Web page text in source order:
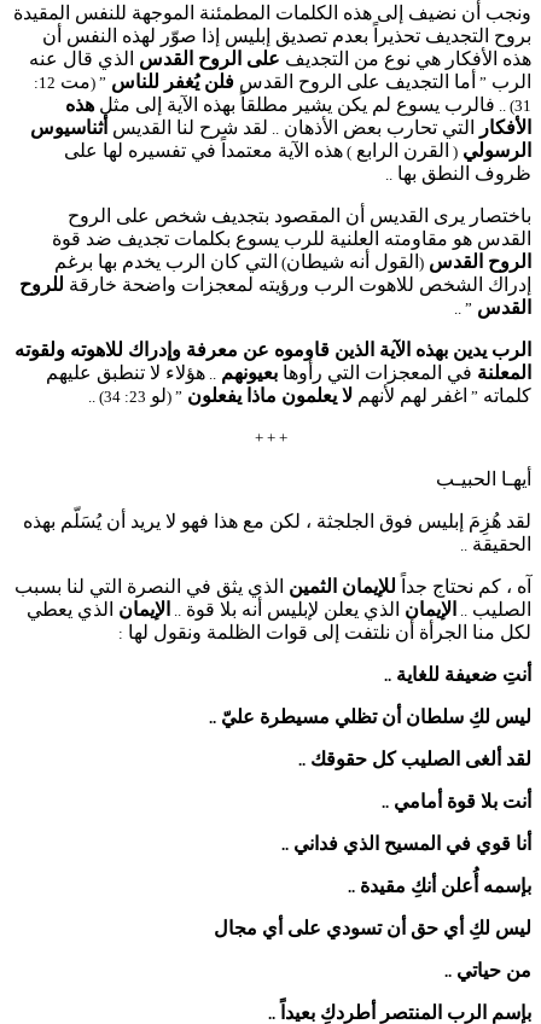
ونجب أن نضيف إلى هذه الكلمات المطمئنة الموجهة للنفس المقيدة
بروح التجديف تحذيراً بعدم تصديق إبليس إذا صوّر لهذه النفس أن
هذه الأفكار هي نوع من التجديف على الروح القدس الذي قال عنه
الرب ” أما التجديف على الروح القدس فلن يُغفر للناس ” (مت
12:
31) ..
فالرب يسوع لم يكن يشير مطلقاً بهذه الآية إلى مثل هذه
الأفكار
التي تحارب بعض الأذهان لقد شرح لنا القديس أثناسيوس
الرسولي ( القرن الرابع ) هذه الآية معتمداً في تفسيره لها على
ظروف النطق بها
باختصار يرى القديس أن المقصود بتجديف شخص على الروح
القدس هو مقاومته العلنية للرب يسوع بكلمات تجديف ضد قوة
الروح القدس ( القول أنه شيطان) التي كان الرب يخدم بها برغم
إدراك الشخص للاهوت الرب ورؤيته لمعجزات واضحة خارقة للروح
القدس ” ..
الرب يدين بهذه الآية الذين قاوموه عن معرفة وإدراك للاهوته ولقوته
المعلنة في المعجزات التي رأوها بعيونهم
هؤلاء لا تنطبق عليهم
كلماته ” اغفر لهم لأنهم لا يعلمون ماذا يفعلون ” (لو 23: 34) ..
+ + +
أيهـا الحبيـب
لقد هُزِمَ إبليس فوق الجلجثة ، لكن مع هذا فهو لا يريد أن يُسَلّم بهذه
الحقيقة
آه ، كم نحتاج جداً للإيمان الثمين الذي يثق في النصرة التي لنا بسبب
الصليب
الإيمان الذي يعلن لإبليس أنه بلا قوة الإيمان الذي يعطي
لكل منا الجرأة أن نلتفت إلى قوات الظلمة ونقول لها :
أنتِ ضعيفة للغاية ..
ليس لكِ سلطان أن تظلي مسيطرة عليّ ..
لقد ألغى الصليب كل حقوقك ..
أنت بلا قوة أمامي ..
أنا قوي في المسيح الذي فداني ..
بإسمه أُعلن أنكِ مقيدة ..
ليس لكِ أي حق أن تسودي على أي مجال
من حياتي ..
بإسم الرب المنتصر أطردكِ بعيداً ..